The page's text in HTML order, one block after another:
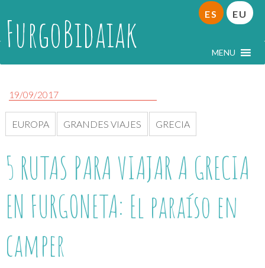
FurgoBidaiak MENU
ES EU
19/09/2017
EUROPA GRANDES VIAJES GRECIA
5 RUTAS PARA VIAJAR A GRECIA
EN FURGONETA: El paraíso en
camper